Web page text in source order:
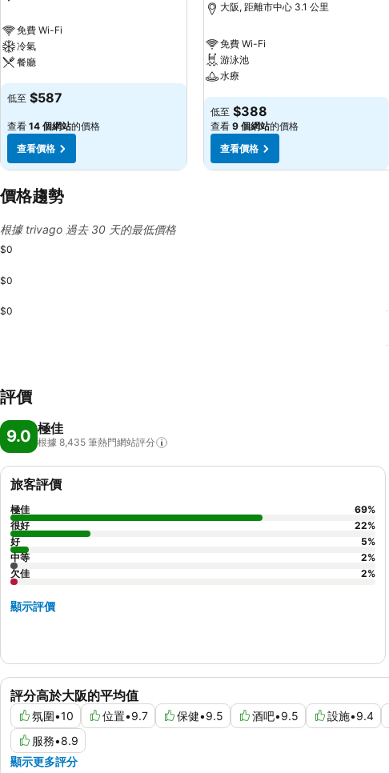
免費 Wi-Fi
冷氣
餐廳
查看價格
低至 $587
查看 14 個網站的價格
查看價格
大阪, 距離市中心 3.1 公里
免費 Wi-Fi
游泳池
水療
查看價格
低至 $388
查看 9 個網站的價格
查看價格
價格趨勢
根據 trivago 過去 30 天的最低價格
$0
$0
$0
評價
9.0 極佳
根據 8,435 筆熱門網站評分
評分高於大阪的平均值
氛圍•10 位置•9.7 保健•9.5 酒吧•9.5 設施•9.4
服務•8.9
顯示更多評分
旅客評價
極佳 69%
很好
22%
好
5%
中等
2%
欠佳
2%
顯示評價